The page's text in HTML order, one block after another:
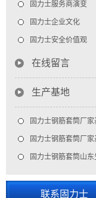
固力士服务商演变
固力士企业文化
固力士安全价值观
在线留言
生产基地
联系固力士